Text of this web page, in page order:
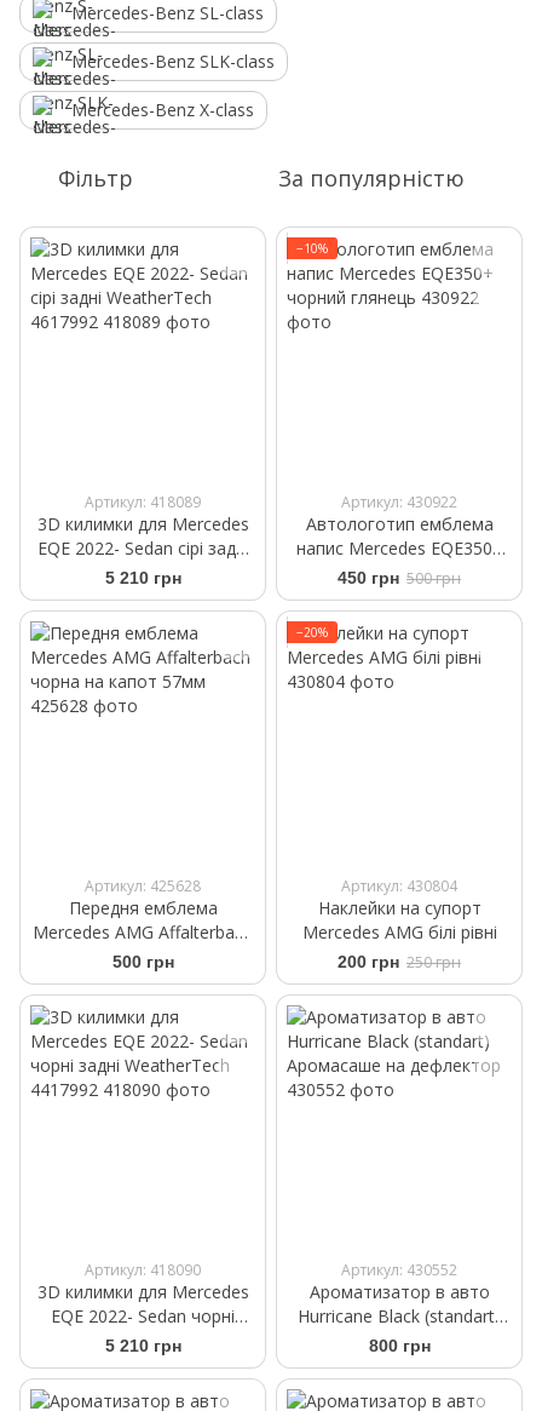
Mercedes-Benz SL-class
Mercedes-Benz SLK-class
Mercedes-Benz X-class
Фільтр За популярністю
Артикул: 418089
3D килимки для Mercedes
EQE 2022- Sedan сірі задні
WeatherTech 4617992
5 210 грн
−10%
Артикул: 430922
Автологотип емблема
напис Mercedes EQE350+
чорний глянець
450 грн 500 грн
Артикул: 425628
Передня емблема
Mercedes AMG Affalterbach
чорна на капот 57мм
500 грн
−20%
Артикул: 430804
Наклейки на супорт
Mercedes AMG білі рівні
200 грн 250 грн
Артикул: 418090
3D килимки для Mercedes
EQE 2022- Sedan чорні
задні WeatherTech 4417992
5 210 грн
Артикул: 430552
Ароматизатор в авто
Hurricane Black (standart)
Аромасаше на дефлектор
800 грн